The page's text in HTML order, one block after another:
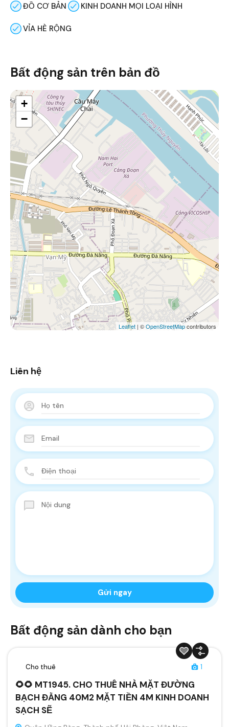
ĐỒ CƠ BẢN KINH DOANH MỌI LOẠI HÌNH
VỈA HÈ RỘNG
Bất động sản trên bản đồ
+
−
Leaflet | ©OpenStreetMapcontributors
Liên hệ
Bất động sản dành cho bạn
Cho thuê 1
🌻🌻 MT1945. CHO THUÊ NHÀ MẶT ĐƯỜNG
BẠCH ĐẰNG 40M2 MẶT TIỀN 4M KINH DOANH
SẠCH SẼ